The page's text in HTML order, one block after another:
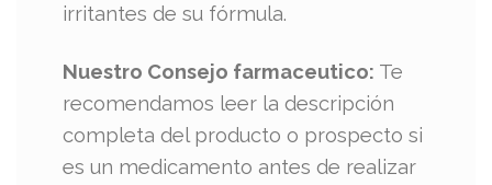
irritantes de su fórmula.
Nuestro Consejo farmaceutico: Te
recomendamos leer la descripción
completa del producto o prospecto si
es un medicamento antes de realizar